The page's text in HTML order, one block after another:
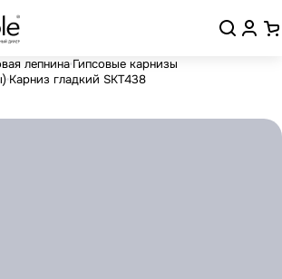
лепнина Гипсовые карнизы
Карниз гладкий SKT438